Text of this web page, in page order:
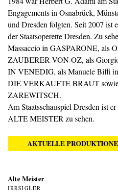
Engagements in Osnabrück,
und Dresden folgten. Seit 2007 ist
der Staatsoperette Dresden. Zu
Massaccio in GASPARONE, als
ZAUBERER VON OZ, als
IN VENEDIG, als Manuele Biffi
DIE VERKAUFTE BRAUT
ZAREWITSCH.
Am Staatsschauspiel Dresden ist
ALTE MEISTER zu sehen.
AKTUELLE
Alte Meister
IRRSIGLER